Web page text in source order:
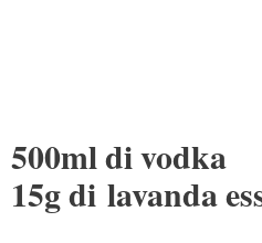
500ml di vodka
15g di lavanda